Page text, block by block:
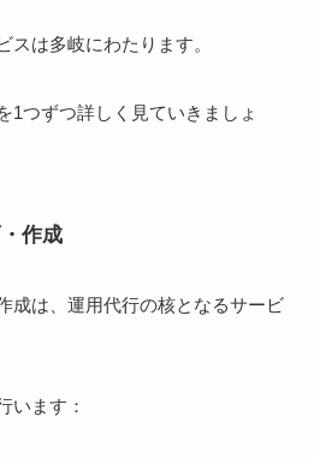
スは多岐にわたります。
1つずつ詳しく見ていきましょ
作成
成は、運用代行の核となるサービ
います：